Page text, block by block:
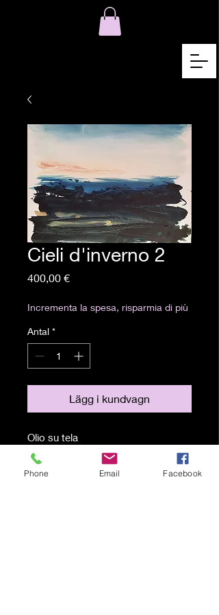
Cieli d'inverno 2
400,00 €Pris
Incrementa la spesa, risparmia di più
Antal *
Lägg i kundvagn
Olio su tela
26x36 cm
Phone Email Facebook